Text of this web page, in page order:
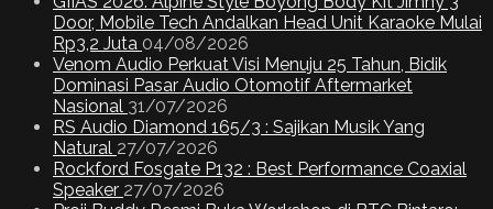
Door, Mobile Tech Andalkan Head Unit Karaoke Mulai
Rp3,2 Juta 04/08/2026
Venom Audio Perkuat Visi Menuju 25 Tahun, Bidik
Dominasi Pasar Audio Otomotif Aftermarket
Nasional 31/07/2026
RS Audio Diamond 165/3 : Sajikan Musik Yang
Natural 27/07/2026
Rockford Fosgate P132 : Best Performance Coaxial
Speaker 27/07/2026